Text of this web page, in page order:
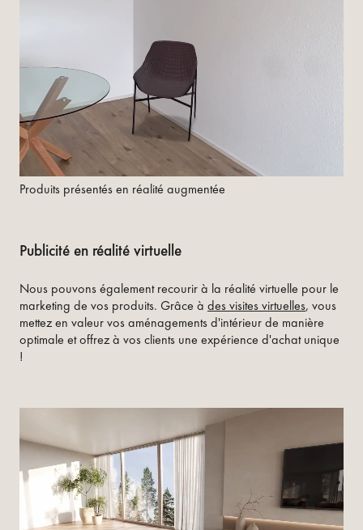
Produits présentés en réalité augmentée
Publicité en réalité virtuelle
Nous pouvons également recourir à la réalité virtuelle pour le
marketing de vos produits. Grâce à des visites virtuelles, vous
mettez en valeur vos aménagements d'intérieur de manière
optimale et offrez à vos clients une expérience d'achat unique
!